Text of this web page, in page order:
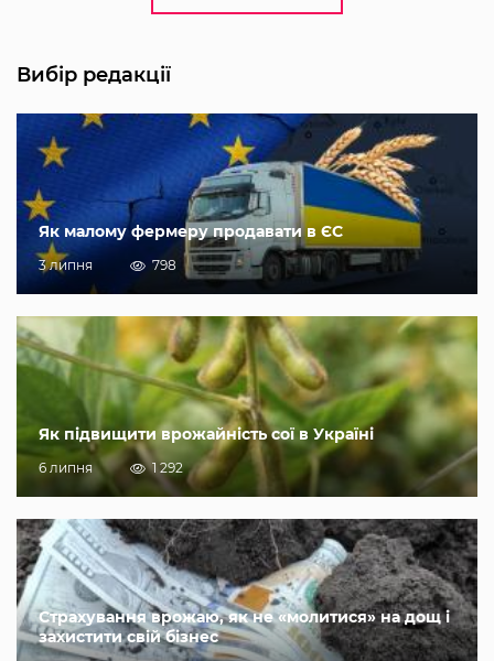
Вибір редакції
Як малому фермеру продавати в ЄС
3 липня 798
Як підвищити врожайність сої в Україні
6 липня 1 292
Страхування врожаю, як не «молитися» на дощ і
захистити свій бізнес